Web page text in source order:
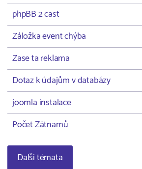
phpBB 2 cast
Záložka event chýba
Zase ta reklama
Dotaz k údajům v databázy
joomla instalace
Počet Zátnamů
Další témata